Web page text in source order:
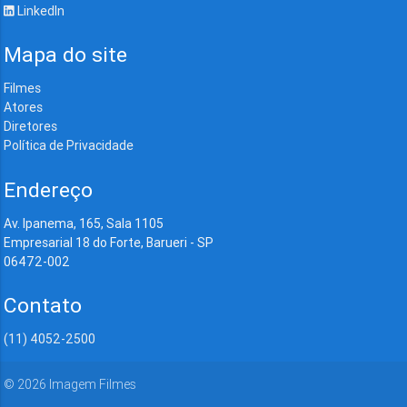
LinkedIn
Mapa do site
Filmes
Atores
Diretores
Política de Privacidade
Endereço
Av. Ipanema, 165, Sala 1105
Empresarial 18 do Forte, Barueri - SP
06472-002
Contato
(11) 4052-2500
© 2026 Imagem Filmes